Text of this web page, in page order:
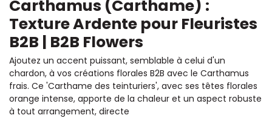
Carthamus (Carthame) :
Texture Ardente pour Fleuristes
B2B | B2B Flowers
Ajoutez un accent puissant, semblable à celui d'un
chardon, à vos créations florales B2B avec le Carthamus
frais. Ce 'Carthame des teinturiers', avec ses têtes florales
orange intense, apporte de la chaleur et un aspect robuste
à tout arrangement, directe